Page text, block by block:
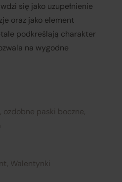
się jako uzupełnienie
oraz jako element
podkreślają charakter
na wygodne
ozdobne paski boczne,
Walentynki